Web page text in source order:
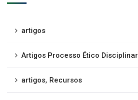
artigos
Artigos Processo Ético Disciplinar
artigos, Recursos